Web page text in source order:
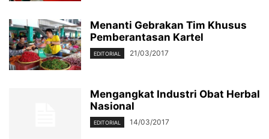
Menanti Gebrakan Tim Khusus
Pemberantasan Kartel
EDITORIAL 21/03/2017
Mengangkat Industri Obat Herbal
Nasional
EDITORIAL 14/03/2017